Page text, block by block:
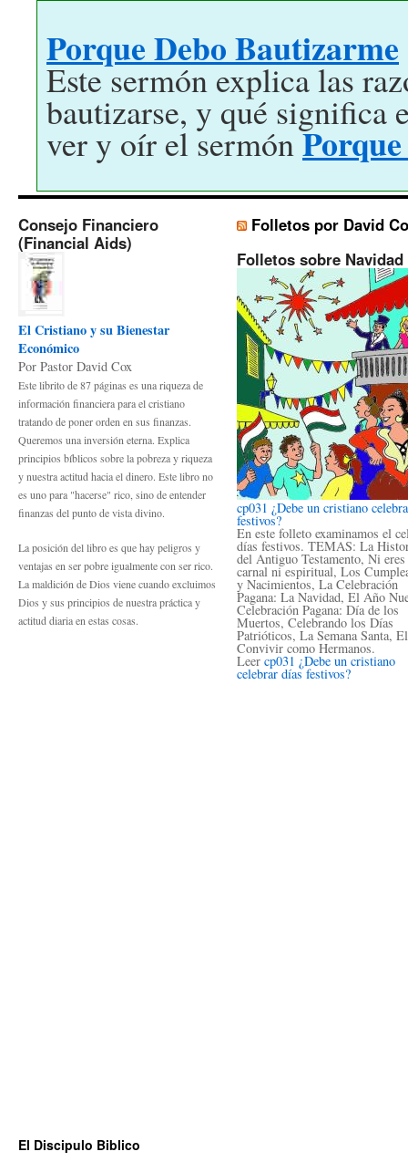
Porque Debo Bautizarme
Este sermón explica las
bautizarse, y qué significa
ver y oír el sermón
Consejo Financiero
(Financial Aids)
El Cristiano y su Bienestar
Económico
Por Pastor David Cox
Este librito de 87 páginas es una riqueza de
información financiera para el cristiano
tratando de poner orden en sus finanzas.
Queremos una inversión eterna. Explica
principios bíblicos sobre la pobreza y riqueza
y nuestra actitud hacia el dinero. Este libro no
es uno para "hacerse" rico, sino de entender
finanzas del punto de vista divino.
La posición del libro es que hay peligros y
ventajas en ser pobre igualmente con ser rico.
La maldición de Dios viene cuando excluimos
Dios y sus principios de nuestra práctica y
actitud diaria en estas cosas.
Folletos por David
Folletos sobre Navidad
cp031 ¿Debe un cristiano
festivos?
En este folleto examinamos el
días festivos. TEMAS: La
del Antiguo Testamento, Ni eres
carnal ni espiritual, Los
y Nacimientos, La Celebración
Pagana: La Navidad, El Año
Celebración Pagana: Día de los
Muertos, Celebrando los Días
Patrióticos, La Semana Santa, El
Convivir como Hermanos.
Leer cp031 ¿Debe un cristiano
celebrar días festivos?
El Discipulo Biblico